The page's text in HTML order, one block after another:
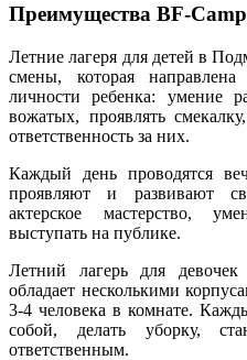
Преимущества BF-Camp
Летние лагеря для детей в
смены, которая направлена
личности ребенка: умение
вожатых, проявлять
ответственность за них.
Каждый день проводятся
проявляют и развивают
актерское мастерство,
выступать на публике.
Летний лагерь для
обладает несколькими
3-4 человека в комнате.
собой, делать уборку,
ответственным.